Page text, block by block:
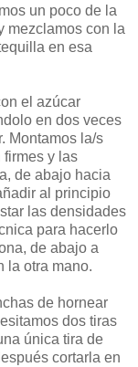
un poco de la
mezclamos con la
en esa
el azúcar
en dos veces
Montamos la/s
firmes y las
de abajo hacia
al principio
las densidades
para hacerlo
de abajo a
la otra mano.
de hornear
dos tiras
única tira de
cortarla en